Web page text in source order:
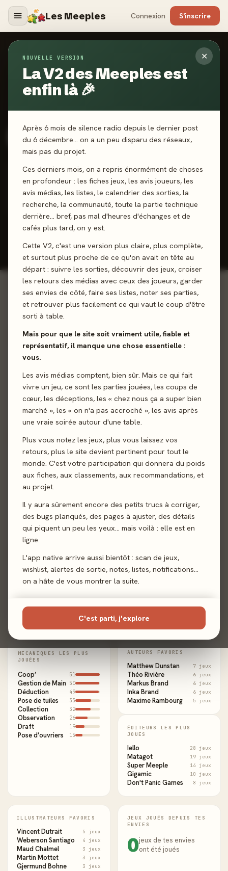
Les Meeples Connexion S'inscrire
✕
NOUVELLE VERSION
La V2 des Meeples est
enfin là 🎉
Après 6 mois de silence radio depuis le dernier post
du 6 décembre… on a un peu disparu des réseaux,
mais pas du projet.
Ces derniers mois, on a repris énormément de choses
en profondeur : les fiches jeux, les avis joueurs, les
avis médias, les listes, le calendrier des sorties, la
recherche, la communauté, toute la partie technique
derrière… bref, pas mal d'heures d'échanges et de
cafés plus tard, on y est.
Cette V2, c'est une version plus claire, plus complète,
et surtout plus proche de ce qu'on avait en tête au
départ : suivre les sorties, découvrir des jeux, croiser
les retours des médias avec ceux des joueurs, garder
ses envies de côté, faire ses listes, noter ses parties,
et retrouver plus facilement ce qui vaut le coup d'être
sorti à table.
Mais pour que le site soit vraiment utile, fiable et
représentatif, il manque une chose essentielle :
vous.
Les avis médias comptent, bien sûr. Mais ce qui fait
vivre un jeu, ce sont les parties jouées, les coups de
cœur, les déceptions, les « chez nous ça a super bien
marché », les « on n'a pas accroché », les avis après
une vraie soirée autour d'une table.
Plus vous notez les jeux, plus vous laissez vos
retours, plus le site devient pertinent pour tout le
monde. C'est votre participation qui donnera du poids
aux fiches, aux classements, aux recommandations, et
au projet.
Il y aura sûrement encore des petits trucs à corriger,
des bugs planqués, des pages à ajuster, des détails
qui piquent un peu les yeux… mais voilà : elle est en
ligne.
L'app native arrive aussi bientôt : scan de jeux,
wishlist, alertes de sortie, notes, listes, notifications…
on a hâte de vous montrer la suite.
C'est parti, j'explore
Caducee
Membre depuis le 19 juillet 2024 · 2 ans
0abonné 0abonnement
180 XP → Joueur du dimanche
228
JEUX JOUÉS
27 3,7★ #45120
RANG MEEPLE-MÈTRE
Top 100
Top 5% communauté
Statistiques
Ma
collection
Badges &
objectifs
📋
Listes
ACTIVITÉ 30 JOURS0jeux joués0 avis donnés
#45/ 952
Top5%de la communauté.
Classement d'après ton
80%
Tu notescomme la presse
BADGES DÉBLOQUÉS
👪 🧠 🧩 ✍️
🖌️
Fan d'un
illustrateur
JEUX JOUÉS PAR MOIS
Oct.
MÉCANIQUES LES PLUS
JOUÉES
Coop’ 51
Gestion de Main 50
Déduction 49
Pose de tuiles 33
Collection 32
Observation 26
Draft 19
Pose d’ouvriers 15
AUTEURS FAVORIS
Matthew Dunstan 7 jeux
Théo Rivière 6 jeux
Markus Brand 6 jeux
Inka Brand 6 jeux
Maxime Rambourg 5 jeux
ÉDITEURS LES PLUS
JOUÉS
Iello 28 jeux
Matagot 19 jeux
Super Meeple 14 jeux
Gigamic 10 jeux
Don't Panic Games 8 jeux
ILLUSTRATEURS FAVORIS
Vincent Dutrait 5 jeux
Weberson Santiago 4 jeux
Maud Chalmel 3 jeux
Martin Mottet 3 jeux
Gjermund Bohne 3 jeux
JEUX JOUÉS DEPUIS TES
ENVIES
0jeux de tes envies
ont été joués